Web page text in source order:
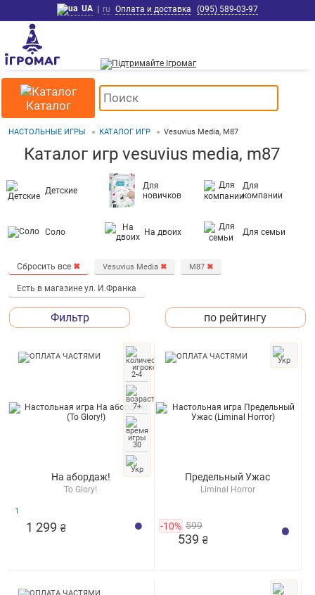
UA | ru Оплата и доставка (095) 589-03-97
Каталог
НАСТОЛЬНЫЕ ИГРЫ КАТАЛОГ ИГР Vesuvius Media, M87
Каталог игр vesuvius media, m87
Детские
Для
новичков
Для
компании
Соло На двоих Для семьи
Сбросить все ✖ Vesuvius Media ✖ M87 ✖
Есть в магазине ул. И.Франка
Фильтр по рейтингу
На абордаж!
To Glory!
2-4
7+
30
1
1 299 ₴
Предельный Ужас
Liminal Horror
-10% 599
539 ₴